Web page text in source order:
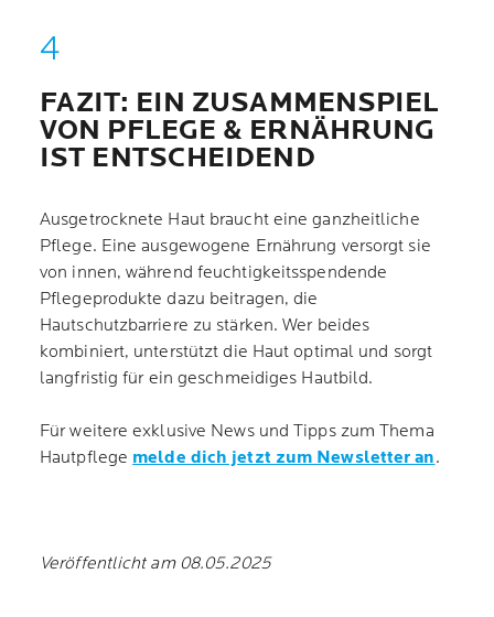
FAZIT: EIN ZUSAMMENSPIEL
VON PFLEGE & ERNÄHRUNG
IST ENTSCHEIDEND
Ausgetrocknete Haut braucht eine ganzheitliche
Pflege. Eine ausgewogene Ernährung versorgt sie
von innen, während feuchtigkeitsspendende
Pflegeprodukte dazu beitragen, die
Hautschutzbarriere zu stärken. Wer beides
kombiniert, unterstützt die Haut optimal und sorgt
langfristig für ein geschmeidiges Hautbild.
Für weitere exklusive News und Tipps zum Thema
Hautpflege melde dich jetzt zum Newsletter an.
Veröffentlicht am 08.05.2025